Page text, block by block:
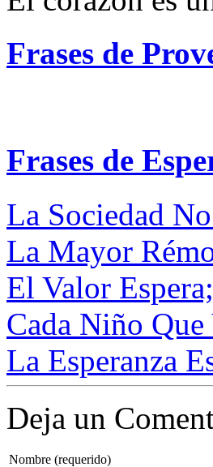
Frases de
Frases de
La Sociedad
La Mayor
El Valor
Cada Niño
La Esperanza
Deja un
Nombre (requerido)